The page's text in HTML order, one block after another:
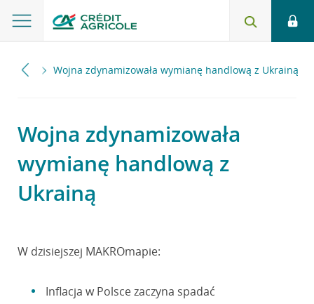
2023 Wojna zdynamizowała wymianę handlową z Ukrainą
Wojna zdynamizowała
wymianę handlową z
Ukrainą
W dzisiejszej MAKROmapie:
Inflacja w Polsce zaczyna spadać